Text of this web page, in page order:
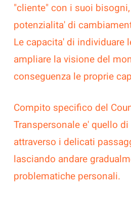
"cliente" con i suoi
potenzialita' di
Le capacita' di individuare
ampliare la visione del
conseguenza le proprie
Compito specifico del
Transpersonale e' quello
attraverso i delicati
lasciando andare
problematiche personali.